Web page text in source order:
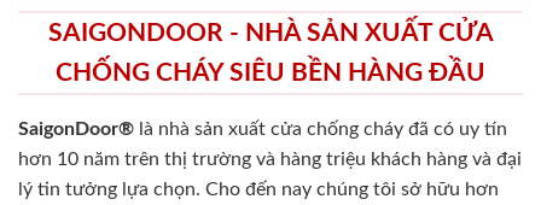
SAIGONDOOR - NHÀ SẢN XUẤT CỬA
CHỐNG CHÁY SIÊU BỀN HÀNG ĐẦU
SaigonDoor® là nhà sản xuất cửa chống cháy đã có uy tín
hơn 10 năm trên thị trường và hàng triệu khách hàng và đại
lý tin tưởng lựa chọn. Cho đến nay chúng tôi sở hữu hơn